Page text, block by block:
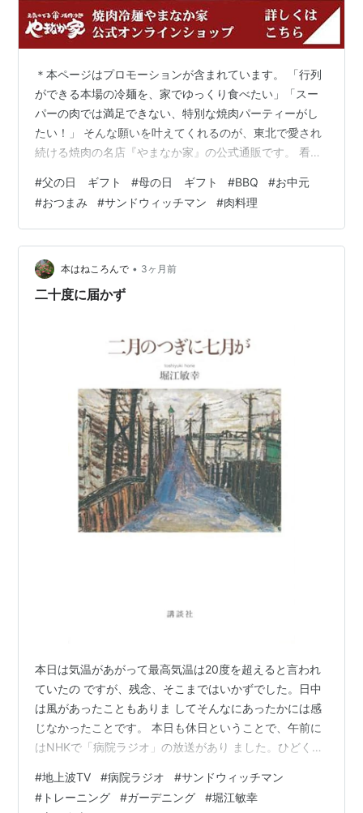
＊本ページはプロモーションが含まれています。 「行列
ができる本場の冷麺を、家でゆっくり食べたい」「スー
パーの肉では満足できない、特別な焼肉パーティーがし
たい！」 そんな願いを叶えてくれるのが、東北で愛され
続ける焼肉の名店『やまなか家』の公式通販です。 看板
一度食べたら忘れられない「名店の味」の秘密と、賢い
お取り寄せ方法を徹底レポします！ 1. これぞ本場！『や
まなか家』の盛岡冷麺が選ばれる理由 東北以外ではなか
なか味わえない「本物」の冷麺。やまなか家の冷麺に
は、リピーターが続出する明確な理由があります。 職人
こだわりの「麺」： 独自の配合で練り…
#父の日 ギフト #母の日 ギフト #BBQ #お中元
#おつまみ #サンドウィッチマン #肉料理
本はねころんで • 3ヶ月前
二十度に届かず
本日は気温があがって最高気温は20度を超えると言われ
ていたの ですが、残念、そこまではいかずでした。日中
は風があったこともありま してそんなにあったかには感
じなかったことです。 本日も休日ということで、午前に
はNHKで「病院ラジオ」の放送があり ました。ひどく重
のが サンドウィッチマンのお二人でありまして、なかな
かできる技ではありません ですね。 この番組があること
#地上波TV #病院ラジオ #サンドウィッチマン
# トレーニング #ガーデニング #堀江敏幸